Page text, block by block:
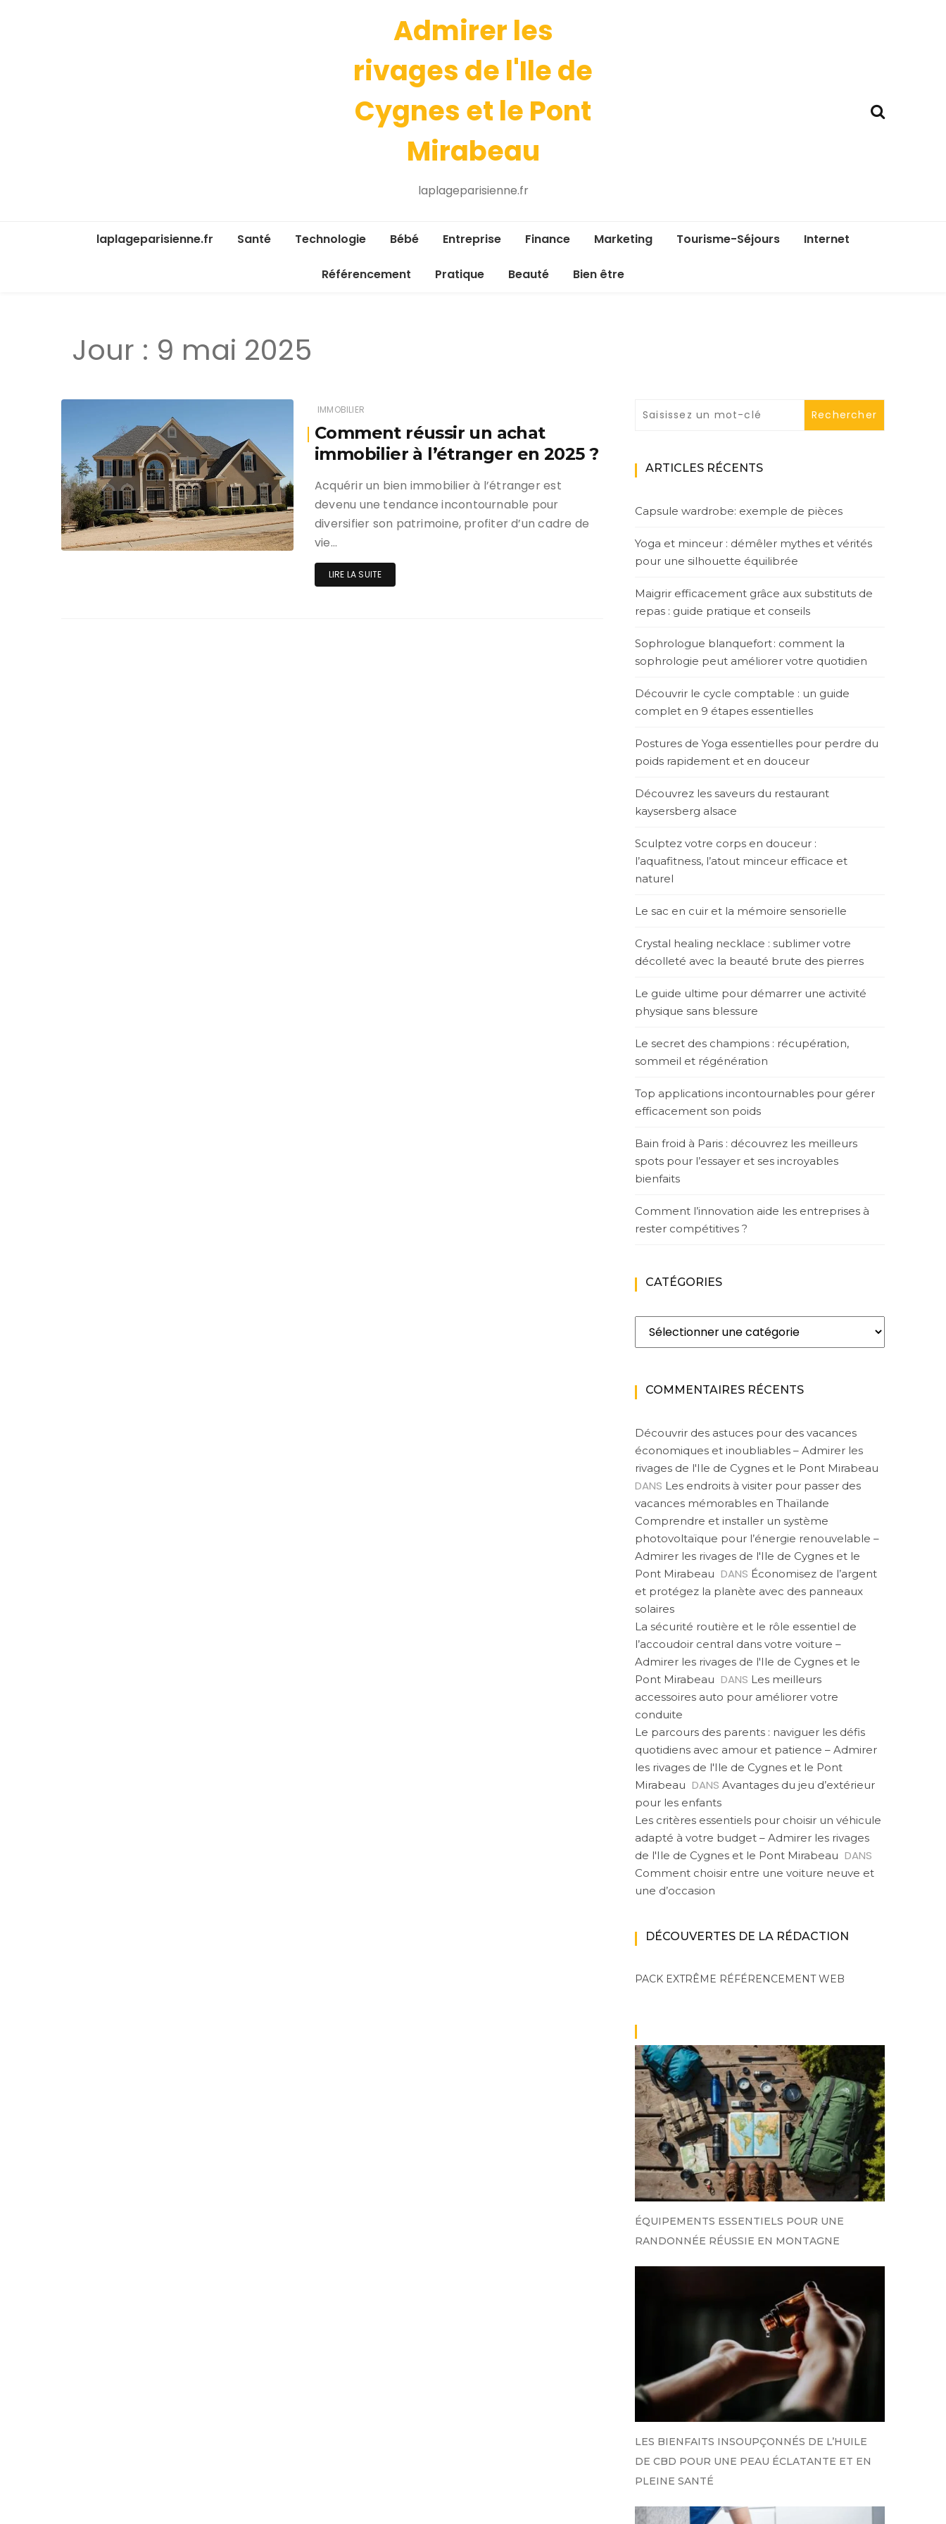
Admirer les
rivages de l'Ile de
Cygnes et le Pont
Mirabeau
laplageparisienne.fr
laplageparisienne.fr Santé Technologie Bébé Entreprise Finance Marketing Tourisme-Séjours Internet
Référencement Pratique Beauté Bien être
Jour : 9 mai 2025
IMMOBILIER
Comment réussir un achat
immobilier à l’étranger en 2025 ?
Acquérir un bien immobilier à l’étranger est
devenu une tendance incontournable pour
diversifier son patrimoine, profiter d’un cadre de
vie…
LIRE LA SUITE
ARTICLES RÉCENTS
Capsule wardrobe: exemple de pièces
Yoga et minceur : démêler mythes et vérités
pour une silhouette équilibrée
Maigrir efficacement grâce aux substituts de
repas : guide pratique et conseils
Sophrologue blanquefort : comment la
sophrologie peut améliorer votre quotidien
Découvrir le cycle comptable : un guide
complet en 9 étapes essentielles
Postures de Yoga essentielles pour perdre du
poids rapidement et en douceur
Découvrez les saveurs du restaurant
kaysersberg alsace
Sculptez votre corps en douceur :
l’aquafitness, l’atout minceur efficace et
naturel
Le sac en cuir et la mémoire sensorielle
Crystal healing necklace : sublimer votre
décolleté avec la beauté brute des pierres
Le guide ultime pour démarrer une activité
physique sans blessure
Le secret des champions : récupération,
sommeil et régénération
Top applications incontournables pour gérer
efficacement son poids
Bain froid à Paris : découvrez les meilleurs
spots pour l’essayer et ses incroyables
bienfaits
Comment l’innovation aide les entreprises à
rester compétitives ?
CATÉGORIES
Catégories
COMMENTAIRES RÉCENTS
Découvrir des astuces pour des vacances
économiques et inoubliables – Admirer les
rivages de l'Ile de Cygnes et le Pont Mirabeau
DANS Les endroits à visiter pour passer des
vacances mémorables en Thaïlande
Comprendre et installer un système
photovoltaïque pour l’énergie renouvelable –
Admirer les rivages de l'Ile de Cygnes et le
Pont Mirabeau DANS Économisez de l’argent
et protégez la planète avec des panneaux
solaires
La sécurité routière et le rôle essentiel de
l’accoudoir central dans votre voiture –
Admirer les rivages de l'Ile de Cygnes et le
Pont Mirabeau DANS Les meilleurs
accessoires auto pour améliorer votre
conduite
Le parcours des parents : naviguer les défis
quotidiens avec amour et patience – Admirer
les rivages de l'Ile de Cygnes et le Pont
Mirabeau DANS Avantages du jeu d’extérieur
pour les enfants
Les critères essentiels pour choisir un véhicule
adapté à votre budget – Admirer les rivages
de l'Ile de Cygnes et le Pont Mirabeau DANS
Comment choisir entre une voiture neuve et
une d’occasion
DÉCOUVERTES DE LA RÉDACTION
PACK EXTRÊME RÉFÉRENCEMENT WEB
ÉQUIPEMENTS ESSENTIELS POUR UNE
RANDONNÉE RÉUSSIE EN MONTAGNE
LES BIENFAITS INSOUPÇONNÉS DE L’HUILE
DE CBD POUR UNE PEAU ÉCLATANTE ET EN
PLEINE SANTÉ